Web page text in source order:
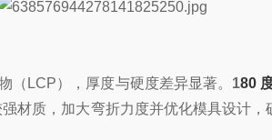
（LCP），厚度与硬度差异显著。 180
材质，加大弯折力度并优化模具设计